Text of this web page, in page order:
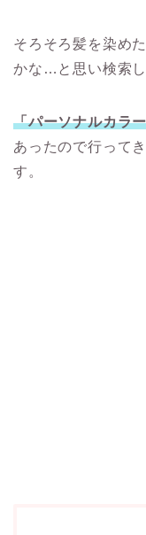
そろそろ髪を染め
かな…と思い検索し
「パーソナルカラ
あったので行って
す。